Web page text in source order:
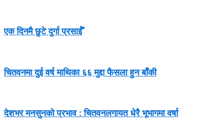
एक दिनमै छुटे दुर्गा प्रसाईँ
चितवनमा दुई वर्ष माथिका ६६ मुद्दा फैसला हुन बाँकी
देशभर मनसुनको प्रभाव : चितवनलगायत धेरै भूभागमा वर्षा